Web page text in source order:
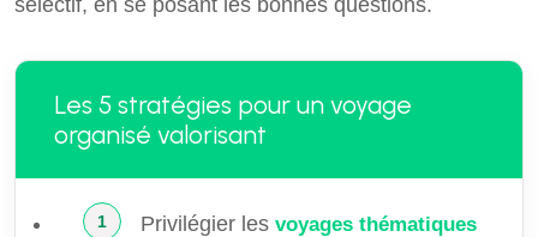
Les 5 stratégies pour un voyage
organisé valorisant
Privilégier les voyages thématiques